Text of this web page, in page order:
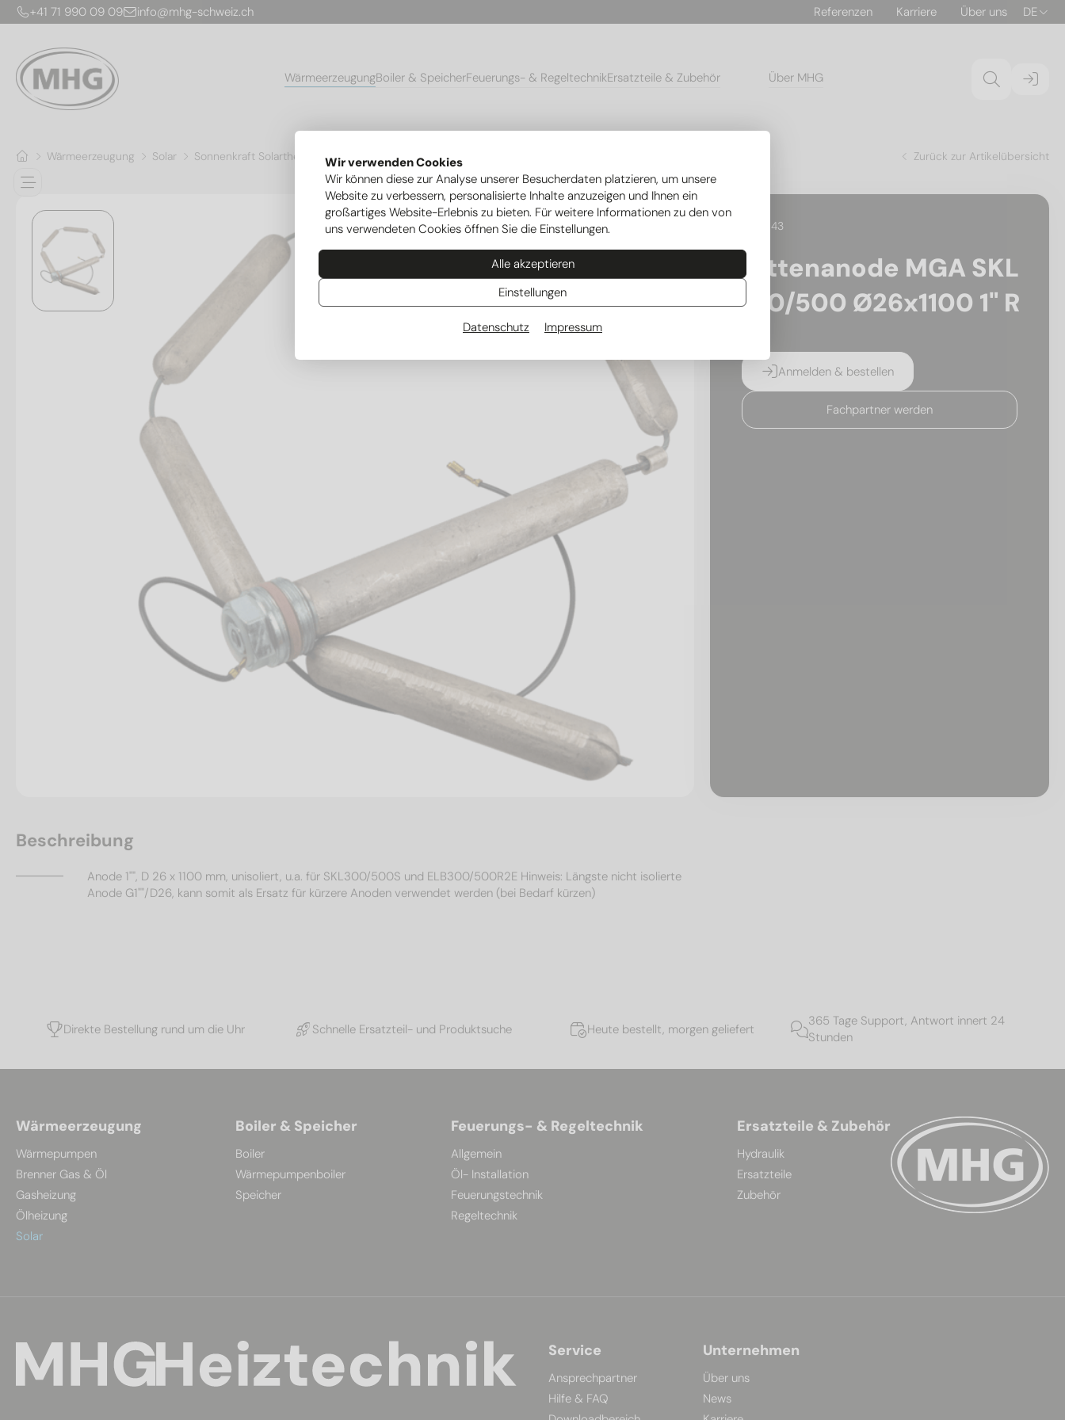
Wir verwenden Cookies
Wir können diese zur Analyse unserer Besucherdaten platzieren, um unsere
Website zu verbessern, personalisierte Inhalte anzuzeigen und Ihnen ein
großartiges Website-Erlebnis zu bieten. Für weitere Informationen zu den von
uns verwendeten Cookies öffnen Sie die Einstellungen.
Alle akzeptieren
Einstellungen
Datenschutz Impressum
+41 71 990 09 09 info@mhg-schweiz.ch Referenzen Karriere Über uns DE
WärmeerzeugungBoiler & SpeicherFeuerungs- & RegeltechnikErsatzteile & Zubehör Über MHG
Wärmeerzeugung Solar Sonnenkraft Solarthermie Kettenanode MGA SKL 300/500 Ø26x1100 1" R Zurück zur Artikelübersicht
18.120043
Kettenanode MGA SKL
300/500 Ø26x1100 1" R
Anmelden & bestellen
Fachpartner werden
Beschreibung
Anode 1"", D 26 x 1100 mm, unisoliert, u.a. für SKL300/500S und ELB300/500R2E Hinweis: Längste nicht isolierte
Anode G1""/D26, kann somit als Ersatz für kürzere Anoden verwendet werden (bei Bedarf kürzen)
Direkte Bestellung rund um die Uhr Schnelle Ersatzteil- und Produktsuche Heute bestellt, morgen geliefert
365 Tage Support, Antwort innert 24
Stunden
Wärmeerzeugung
Wärmepumpen
Brenner Gas & Öl
Gasheizung
Ölheizung
Solar
Boiler & Speicher
Boiler
Wärmepumpenboiler
Speicher
Feuerungs- & Regeltechnik
Allgemein
Öl- Installation
Feuerungstechnik
Regeltechnik
Ersatzteile & Zubehör
Hydraulik
Ersatzteile
Zubehör
Service
Ansprechpartner
Hilfe & FAQ
Unternehmen
Über uns
News